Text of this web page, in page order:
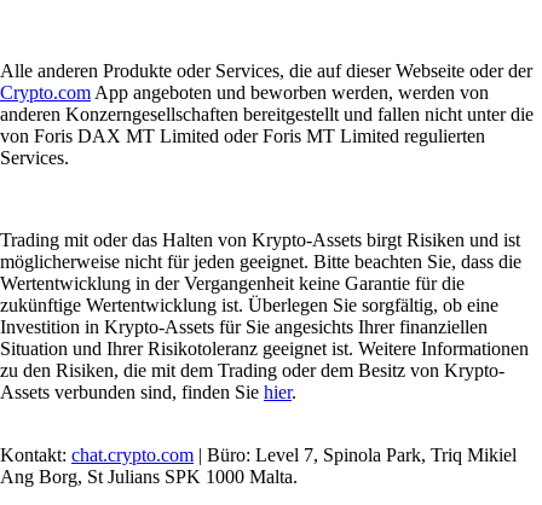
Alle anderen Produkte oder Services, die auf dieser Webseite oder der
Crypto.com App angeboten und beworben werden, werden von
anderen Konzerngesellschaften bereitgestellt und fallen nicht unter die
von Foris DAX MT Limited oder Foris MT Limited regulierten
Services.
Trading mit oder das Halten von Krypto-Assets birgt Risiken und ist
möglicherweise nicht für jeden geeignet. Bitte beachten Sie, dass die
Wertentwicklung in der Vergangenheit keine Garantie für die
zukünftige Wertentwicklung ist. Überlegen Sie sorgfältig, ob eine
Investition in Krypto-Assets für Sie angesichts Ihrer finanziellen
Situation und Ihrer Risikotoleranz geeignet ist. Weitere Informationen
zu den Risiken, die mit dem Trading oder dem Besitz von Krypto-
Assets verbunden sind, finden Sie hier.
Kontakt: chat.crypto.com | Büro: Level 7, Spinola Park, Triq Mikiel
Ang Borg, St Julians SPK 1000 Malta.